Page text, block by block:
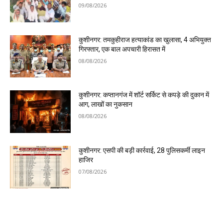
09/08/2026
कुशीनगर: तमकुहीराज हत्याकांड का खुलासा, 4 अभियुक्त
गिरफ्तार, एक बाल अपचारी हिरासत में
08/08/2026
कुशीनगर: कप्तानगंज में शॉर्ट सर्किट से कपड़े की दुकान में
आग, लाखों का नुकसान
08/08/2026
कुशीनगर: एसपी की बड़ी कार्रवाई, 28 पुलिसकर्मी लाइन
हाजिर
07/08/2026